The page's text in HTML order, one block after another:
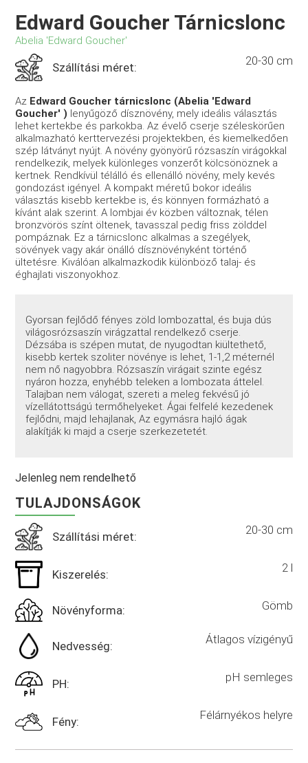
Edward Goucher Tárnicslonc
Abelia 'Edward Goucher'
Szállítási méret: 20-30 cm
Az Edward Goucher tárnicslonc (Abelia 'Edward
Goucher' ) lenyűgöző dísznövény, mely ideális választás
lehet kertekbe és parkokba. Az évelő cserje széleskörűen
alkalmazható kerttervezési projektekben, és kiemelkedően
szép látványt nyújt. A növény gyönyörű rózsaszín virágokkal
rendelkezik, melyek különleges vonzerőt kölcsönöznek a
kertnek. Rendkívül télálló és ellenálló növény, mely kevés
gondozást igényel. A kompakt méretű bokor ideális
választás kisebb kertekbe is, és könnyen formázható a
kívánt alak szerint. A lombjai év közben változnak, télen
bronzvörös színt öltenek, tavasszal pedig friss zölddel
pompáznak. Ez a tárnicslonc alkalmas a szegélyek,
sövények vagy akár önálló dísznövényként történő
ültetésre. Kiválóan alkalmazkodik különböző talaj- és
éghajlati viszonyokhoz.
Gyorsan fejlődő fényes zöld lombozattal, és buja dús
világosrózsaszín virágzattal rendelkező cserje.
Dézsába is szépen mutat, de nyugodtan kiültethető,
kisebb kertek szoliter növénye is lehet, 1-1,2 méternél
nem nő nagyobbra. Rózsaszín virágait szinte egész
nyáron hozza, enyhébb teleken a lombozata áttelel.
Talajban nem válogat, szereti a meleg fekvésű jó
vízellátottságú termőhelyeket. Ágai felfelé kezedenek
fejlődni, majd lehajlanak, Az egymásra hajló ágak
alakítják ki majd a cserje szerkezetetét.
Jelenleg nem rendelhető
TULAJDONSÁGOK
Szállítási méret: 20-30 cm
Kiszerelés: 2 l
Növényforma: Gömb
Nedvesség: Átlagos vízigényű
PH: pH semleges
Fény: Félárnyékos helyre